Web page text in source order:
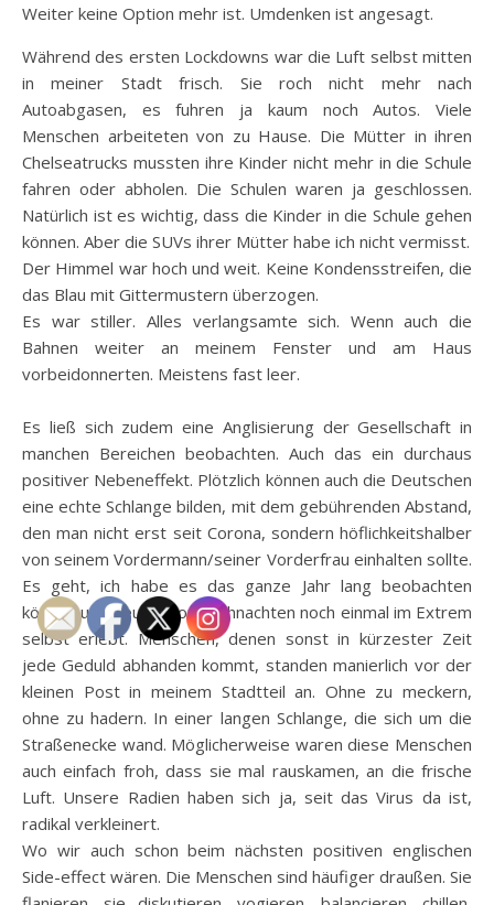
Weiter keine Option mehr ist. Umdenken ist angesagt.
Während des ersten Lockdowns war die Luft selbst mitten
in meiner Stadt frisch. Sie roch nicht mehr nach
Autoabgasen, es fuhren ja kaum noch Autos. Viele
Menschen arbeiteten von zu Hause. Die Mütter in ihren
Chelseatrucks mussten ihre Kinder nicht mehr in die Schule
fahren oder abholen. Die Schulen waren ja geschlossen.
Natürlich ist es wichtig, dass die Kinder in die Schule gehen
können. Aber die SUVs ihrer Mütter habe ich nicht vermisst.
Der Himmel war hoch und weit. Keine Kondensstreifen, die
das Blau mit Gittermustern überzogen.
Es war stiller. Alles verlangsamte sich. Wenn auch die
Bahnen weiter an meinem Fenster und am Haus
vorbeidonnerten. Meistens fast leer.
Es ließ sich zudem eine Anglisierung der Gesellschaft in
manchen Bereichen beobachten. Auch das ein durchaus
positiver Nebeneffekt. Plötzlich können auch die Deutschen
eine echte Schlange bilden, mit dem gebührenden Abstand,
den man nicht erst seit Corona, sondern höflichkeitshalber
von seinem Vordermann/seiner Vorderfrau einhalten sollte.
Es geht, ich habe es das ganze Jahr lang beobachten
können und neulich vor Weihnachten noch einmal im Extrem
selbst erlebt. Menschen, denen sonst in kürzester Zeit
jede Geduld abhanden kommt, standen manierlich vor der
kleinen Post in meinem Stadtteil an. Ohne zu meckern,
ohne zu hadern. In einer langen Schlange, die sich um die
Straßenecke wand. Möglicherweise waren diese Menschen
auch einfach froh, dass sie mal rauskamen, an die frische
Luft. Unsere Radien haben sich ja, seit das Virus da ist,
radikal verkleinert.
Wo wir auch schon beim nächsten positiven englischen
Side-effect wären. Die Menschen sind häufiger draußen. Sie